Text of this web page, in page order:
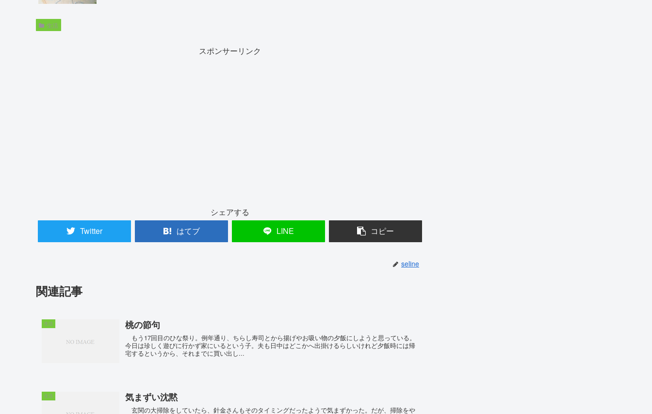
生活
スポンサーリンク
シェアする
Twitter
はてブ LINE コピー
seline
関連記事
生活 桃の節句
もう17回目のひな祭り。例年通り、ちらし寿司とから揚げやお吸い物の夕飯にしようと思っている。
今日は珍しく遊びに行かず家にいるという子。夫も日中はどこかへ出掛けるらしいけれど夕飯時には帰
宅するというから、それまでに買い出し...
生活 気まずい沈黙
玄関の大掃除をしていたら、針金さんもそのタイミングだったようで気まずかった。だが、掃除をや